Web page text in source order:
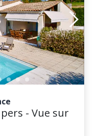
- Vue sur